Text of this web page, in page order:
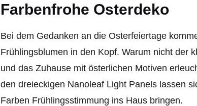
Farbenfrohe Osterdeko
Bei dem Gedanken an die Osterfeiertage
Frühlingsblumen in den Kopf. Warum nicht der
und das Zuhause mit österlichen Motiven
den dreieckigen Nanoleaf Light Panels lassen
Farben Frühlingsstimmung ins Haus bringen.